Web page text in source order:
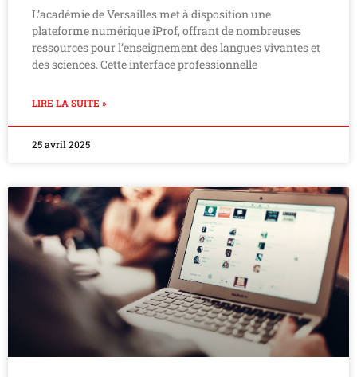
L’académie de Versailles met à disposition une
plateforme numérique iProf, offrant de nombreuses
ressources pour l’enseignement des langues vivantes et
des sciences. Cette interface professionnelle
LIRE LA SUITE »
25 avril 2025